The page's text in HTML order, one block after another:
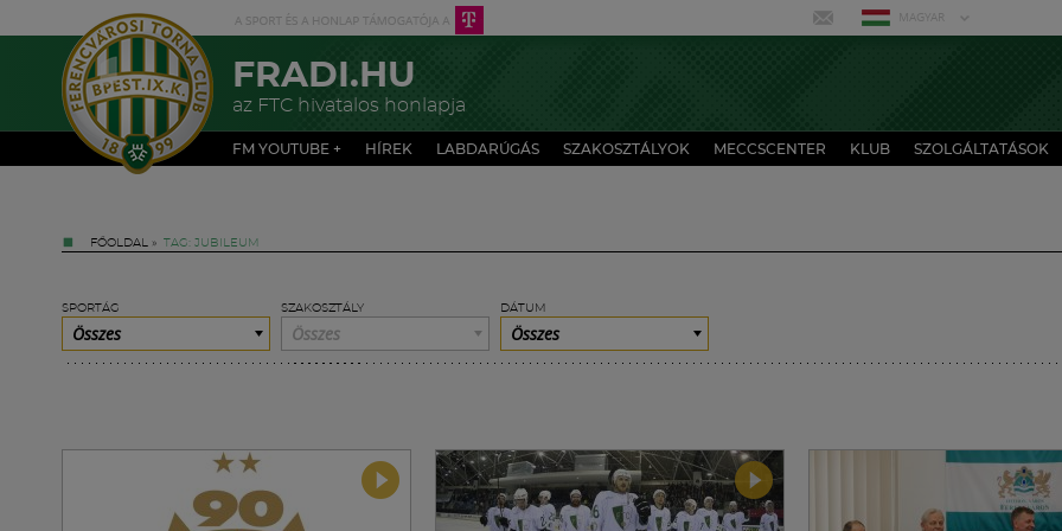
MAGYAR
FRADI.HU
az FTC hivatalos honlapja
FM YOUTUBE + HÍREK LABDARÚGÁS SZAKOSZTÁLYOK MECCSCENTER KLUB SZOLGÁLTATÁSOK
FŐOLDAL » TAG: JUBILEUM
SPORTÁG
Összes
SZAKOSZTÁLY
Összes
DÁTUM
Összes